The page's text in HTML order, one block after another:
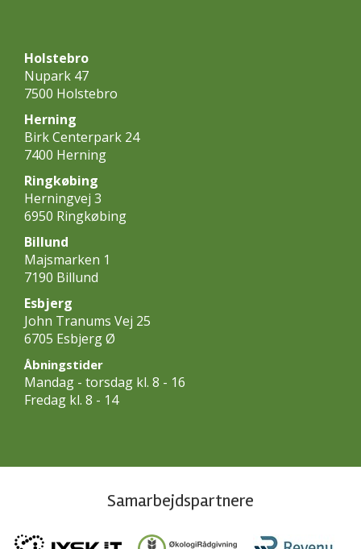
Holstebro
Nupark 47
7500 Holstebro
Herning
Birk Centerpark 24
7400 Herning
Ringkøbing
Herningvej 3
6950 Ringkøbing
Billund
Majsmarken 1
7190 Billund
Esbjerg
John Tranums Vej 25
6705 Esbjerg Ø
Åbningstider
Mandag - torsdag kl. 8 - 16
Fredag kl. 8 - 14
Samarbejdspartnere